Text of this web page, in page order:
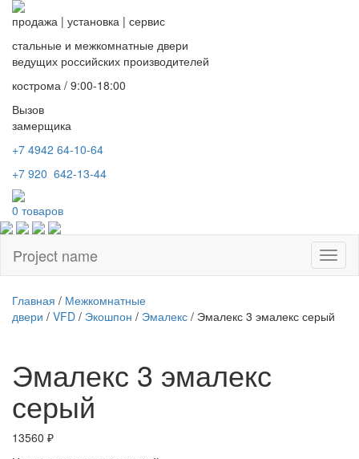
продажа | установка | сервис
стальные и межкомнатные двери
ведущих российских производителей
кострома / 9:00-18:00
Вызов
замерщика
+7 4942 64-10-64
+7 920 642-13-44
0 товаров
Project name
Главная / Межкомнатные
двери / VFD / Экошпон / Эмалекс / Эмалекс 3 эмалекс серый
Эмалекс 3 эмалекс
серый
13560 ₽